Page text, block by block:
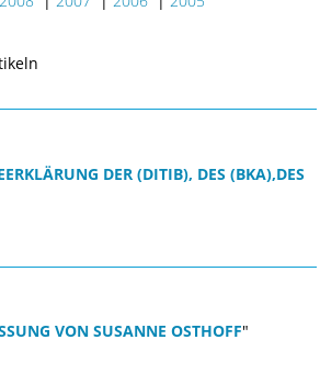
DER (DITIB), DES (BKA),DES
VON SUSANNE OSTHOFF"